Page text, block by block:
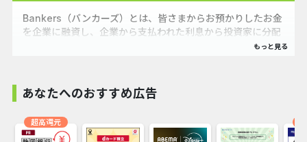
Bankers（バンカーズ）とは、皆さまからお預かりしたお金
を企業に融資し、企業から支払われた利息から投資家に分配
金をお渡しする新しい貸付型クラウドファンディング（ソー
【バンカーズの特徴】
●日々の値動きがない固定利回り
予定利回りが運用開始時に定められていて、株や投資信託の
あなたへのおすすめ広告
超高還元